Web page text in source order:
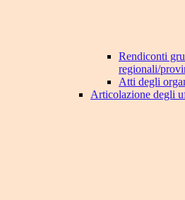
Rendiconti
regionali/
Atti degli
Articolazione degli